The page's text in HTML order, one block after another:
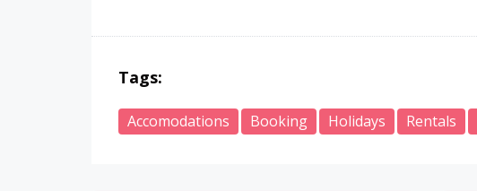
Tags:
Accomodations Booking Holidays Rentals